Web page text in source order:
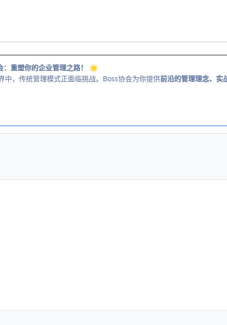
重塑你的企业管理之路！ 🌟
中，传统管理模式正面临挑战。Boss协会为你提供前沿的管理理念、实